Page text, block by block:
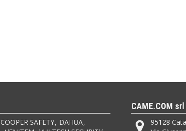
COOPER SAFETY DAHUA
CAME.COM srl
95128